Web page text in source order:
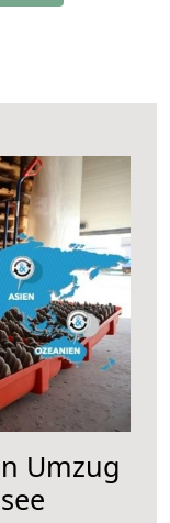
Umzug